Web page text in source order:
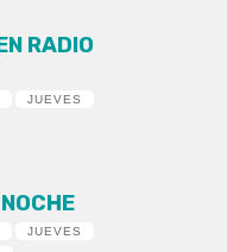
RADIO
JUEVES
JUEVES